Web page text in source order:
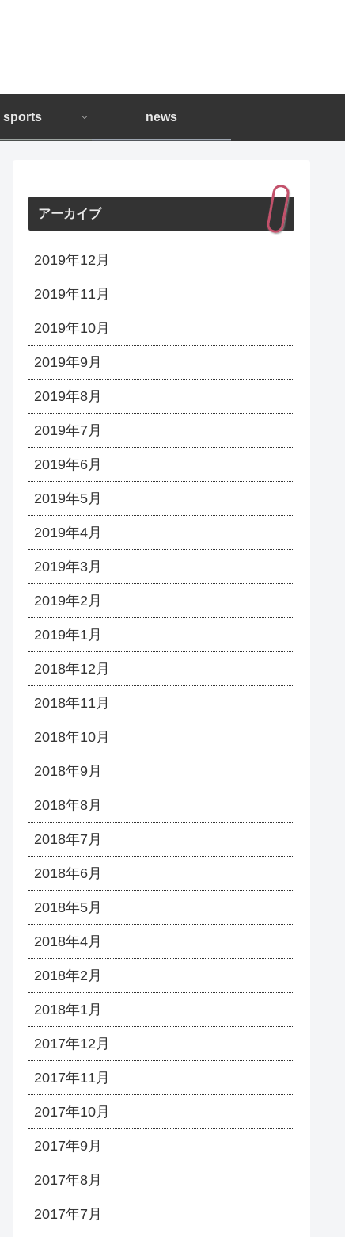
sports news
アーカイブ
2019年12月
2019年11月
2019年10月
2019年9月
2019年8月
2019年7月
2019年6月
2019年5月
2019年4月
2019年3月
2019年2月
2019年1月
2018年12月
2018年11月
2018年10月
2018年9月
2018年8月
2018年7月
2018年6月
2018年5月
2018年4月
2018年2月
2018年1月
2017年12月
2017年11月
2017年10月
2017年9月
2017年8月
2017年7月